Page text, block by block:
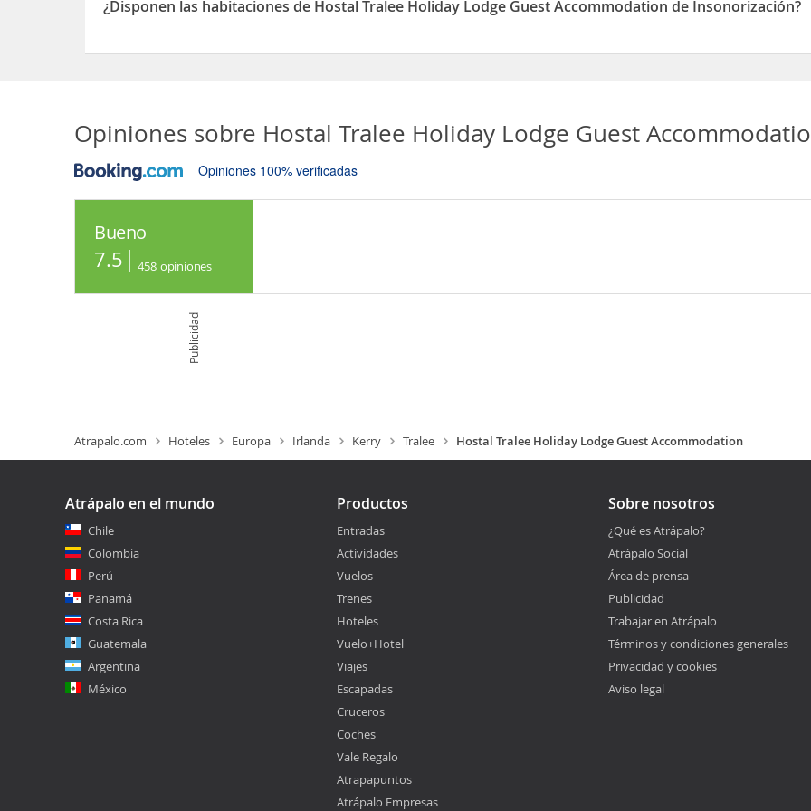
¿Disponen las habitaciones de Hostal Tralee Holiday Lodge Guest Accommodation de Insonorización?
Opiniones sobre Hostal Tralee Holiday Lodge Guest
Opiniones 100% verificadas
Bueno
7.5 458 opiniones
Publicidad
Atrapalo.com Hoteles Europa Irlanda Kerry Tralee Hostal Tralee Holiday Lodge Guest Accommodation
Atrápalo en el mundo
Chile
Colombia
Perú
Panamá
Costa Rica
Guatemala
Argentina
México
Productos
Entradas
Actividades
Vuelos
Trenes
Hoteles
Vuelo+Hotel
Viajes
Escapadas
Cruceros
Coches
Vale Regalo
Atrapapuntos
Atrápalo Empresas
Sobre nosotros
¿Qué es Atrápalo?
Atrápalo Social
Área de prensa
Publicidad
Trabajar en Atrápalo
Términos y condiciones generales
Privacidad y cookies
Aviso legal